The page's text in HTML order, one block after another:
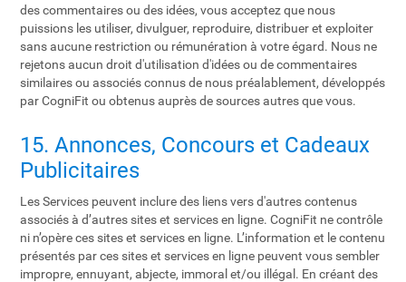
des commentaires ou des idées, vous acceptez que nous
puissions les utiliser, divulguer, reproduire, distribuer et exploiter
sans aucune restriction ou rémunération à votre égard. Nous ne
rejetons aucun droit d'utilisation d'idées ou de commentaires
similaires ou associés connus de nous préalablement, développés
par CogniFit ou obtenus auprès de sources autres que vous.
15. Annonces, Concours et Cadeaux
Publicitaires
Les Services peuvent inclure des liens vers d'autres contenus
associés à d’autres sites et services en ligne. CogniFit ne contrôle
ni n’opère ces sites et services en ligne. L’information et le contenu
présentés par ces sites et services en ligne peuvent vous sembler
impropre, ennuyant, abjecte, immoral et/ou illégal. En créant des